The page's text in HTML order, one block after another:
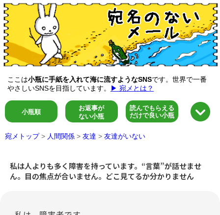
ここは小瓶に手紙を入れて海に流すようなSNSです。世界で一番
やさしいSNSを目指しています。
▶ 宛メとは？
小瓶順
お返事が
ない小瓶
読んでもらえる
だけで良い小瓶
宛メトップ > 人間関係 > 友達 > 友達がいない
私は人よりも多く障害を持っています。“言葉”が話せませ
ん。目の焦点が合いません。どこ見てるか分かりません